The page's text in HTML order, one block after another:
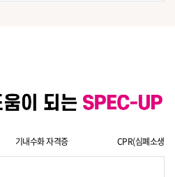
기내수화 자격증 CPR(심폐소생술